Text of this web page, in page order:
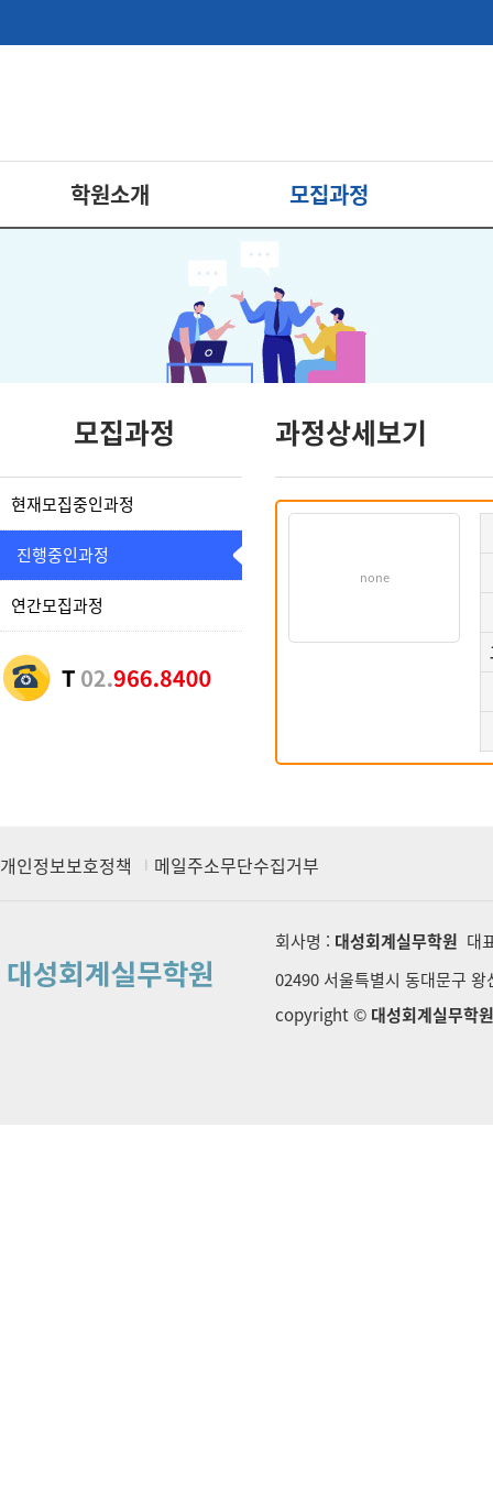
학원소개 모집과정
모집과정
현재모집중인과정
진행중인과정
연간모집과정
과정상세보기
none
개인정보보호정책 메일주소무단수집거부
회사명 : 대성회계실무학원 대
02490 서울특별시 동대문구
copyright © 대성회계실무학원